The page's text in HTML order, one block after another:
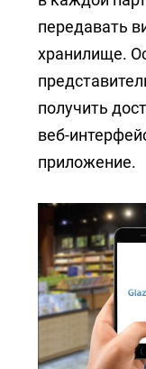
передавать
хранилище.
получить
веб-
приложение.